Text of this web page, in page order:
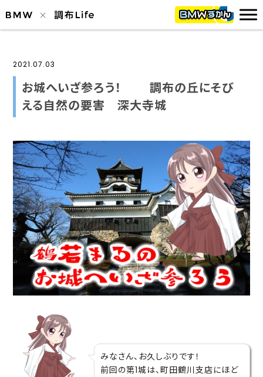
2021.07.03
お城へいざ参ろう！ 調布の丘にそび
える自然の要害 深大寺城
みなさん、お久しぶりです！
前回の第1城は、町田鶴川支店にほど